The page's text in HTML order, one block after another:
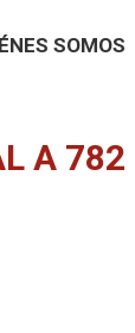
SOMOS
A